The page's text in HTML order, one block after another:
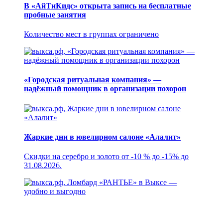
В «АйТиКидс» открыта запись на бесплатные
пробные занятия
Количество мест в группах ограничено
«Городская ритуальная компания» —
надёжный помощник в организации похорон
Жаркие дни в ювелирном салоне «Алалит»
Скидки на серебро и золото от -10 % до -15% до
31.08.2026.